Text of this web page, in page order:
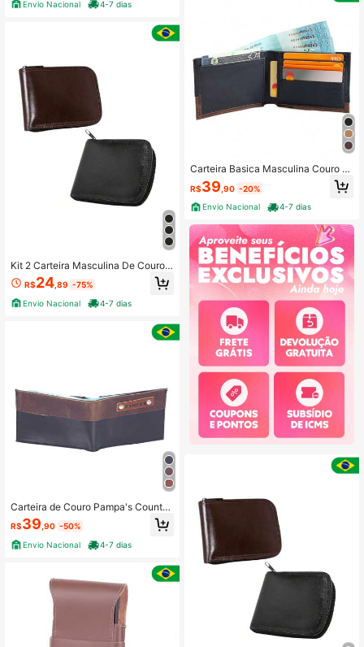
nal Estampa estilo western Couro g
Envio Nacional
4-7 dias
Kit 2 Carteira Masculina De Couro L
egítimo Com Zíper Alta Qualidade
R$24,89 -75%
Envio Nacional
4-7 dias
Carteira de Couro Pampa's Country
Masculina Artesanal Estilo Sertanej
o Bloco de cores Couro genuíno Ca
rteira Todas
R$39 ,90 -50%
Envio Nacional
4-7 dias
Carteira Basica Masculina Couro L
egitimo Cartões Cnh E Notas
R$39 ,90 -20%
Envio Nacional
4-7 dias